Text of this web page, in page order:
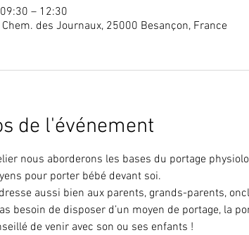
– 12:30
des Journaux, 25000 Besançon, France
de l'événement
nous aborderons les bases du portage
pour porter bébé devant soi.
aussi bien aux parents, grands-parents,
besoin de disposer d’un moyen de portage, la
de venir avec son ou ses enfants !